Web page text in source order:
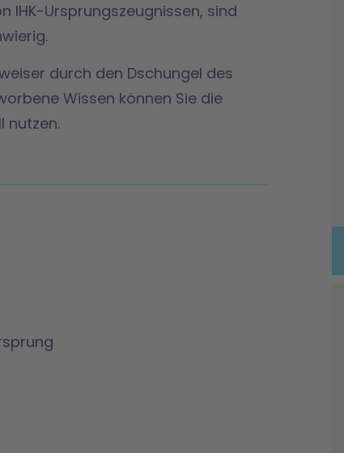
IHK-Ursprungszeugnissen, sind
durch den Dschungel des
Wissen können Sie die
nutzen.